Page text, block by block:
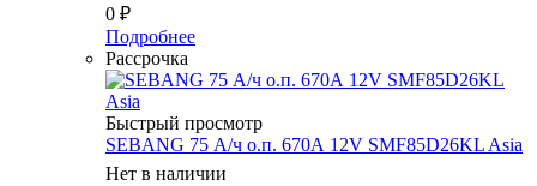
0 ₽
Подробнее
Рассрочка
Быстрый просмотр
SEBANG 75 А/ч о.п. 670А 12V SMF85D26KL Asia
Нет в наличии